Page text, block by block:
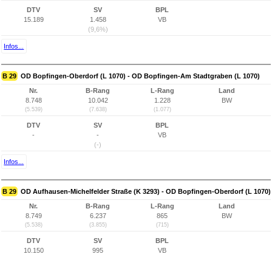
DTV
15.189
SV
1.458
(9,6%)
BPL
VB
Infos...
B 29 OD Bopfingen-Oberdorf (L 1070) - OD Bopfingen-Am Stadtgraben (L 1070)
Nr.
8.748
(5.539)
B-Rang
10.042
(7.638)
L-Rang
1.228
(1.077)
Land
BW
DTV
-
SV
-
(-)
BPL
VB
Infos...
B 29 OD Aufhausen-Michelfelder Straße (K 3293) - OD Bopfingen-Oberdorf (L 1070)
Nr.
8.749
(5.538)
B-Rang
6.237
(3.855)
L-Rang
865
(715)
Land
BW
DTV
10.150
SV
995
BPL
VB